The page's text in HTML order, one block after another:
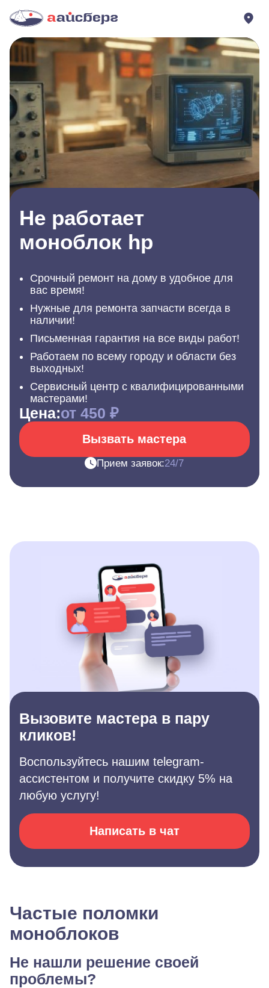
Не работает
моноблок hp
Срочный ремонт на дому в удобное для
вас время!
Нужные для ремонта запчасти всегда в
наличии!
Письменная гарантия на все виды работ!
Работаем по всему городу и области без
выходных!
Сервисный центр с квалифицированными
мастерами!
Цена:от 450 ₽
Вызвать мастера
Прием заявок:24/7
Вызовите мастера в пару
кликов!
Воспользуйтесь нашим telegram-
ассистентом и получите скидку 5% на
любую услугу!
Написать в чат
Частые поломки
моноблоков
Не нашли решение своей
проблемы?